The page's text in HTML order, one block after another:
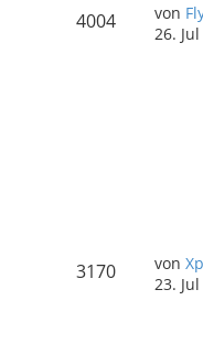
4004 von
26.
3170 von
23.